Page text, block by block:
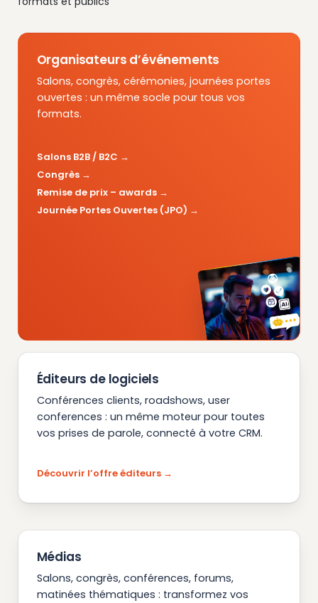
Organisateurs d’événements
Salons, congrès, cérémonies, journées portes
ouvertes : un même socle pour tous vos
formats.
Salons B2B / B2C
Congrès
Remise de prix – awards
Journée Portes Ouvertes (JPO)
Éditeurs de logiciels
Conférences clients, roadshows, user
conferences : un même moteur pour toutes
vos prises de parole, connecté à votre CRM.
Découvrir l’offre éditeurs
Médias
Salons, congrès, conférences, forums,
matinées thématiques : transformez vos